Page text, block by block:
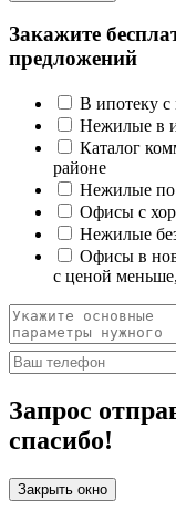
Закажите
предложений
В ипотеку с
Нежилые в
Каталог
районе
Нежилые по
Офисы с
Нежилые
Офисы в
с ценой
Запрос
спасибо!
Закрыть окно